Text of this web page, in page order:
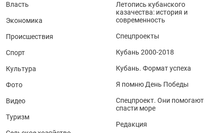
Власть
Экономика
Происшествия
Спорт
Культура
Фото
Видео
Туризм
Летопись кубанского
казачества: история и
современность
Спецпроекты
Кубань 2000-2018
Кубань. Формат успеха
Я помню День Победы
Спецпроект. Они помогают
спасти море
Редакция